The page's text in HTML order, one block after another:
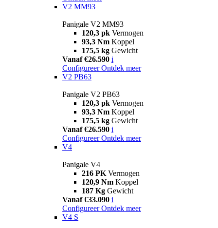
V2 MM93
Panigale V2 MM93
120,3 pk Vermogen
93,3 Nm Koppel
175,5 kg Gewicht
Vanaf €26.590 i
Configureer Ontdek meer
V2 PB63
Panigale V2 PB63
120,3 pk Vermogen
93,3 Nm Koppel
175,5 kg Gewicht
Vanaf €26.590 i
Configureer Ontdek meer
V4
Panigale V4
216 PK Vermogen
120,9 Nm Koppel
187 Kg Gewicht
Vanaf €33.090 i
Configureer Ontdek meer
V4 S